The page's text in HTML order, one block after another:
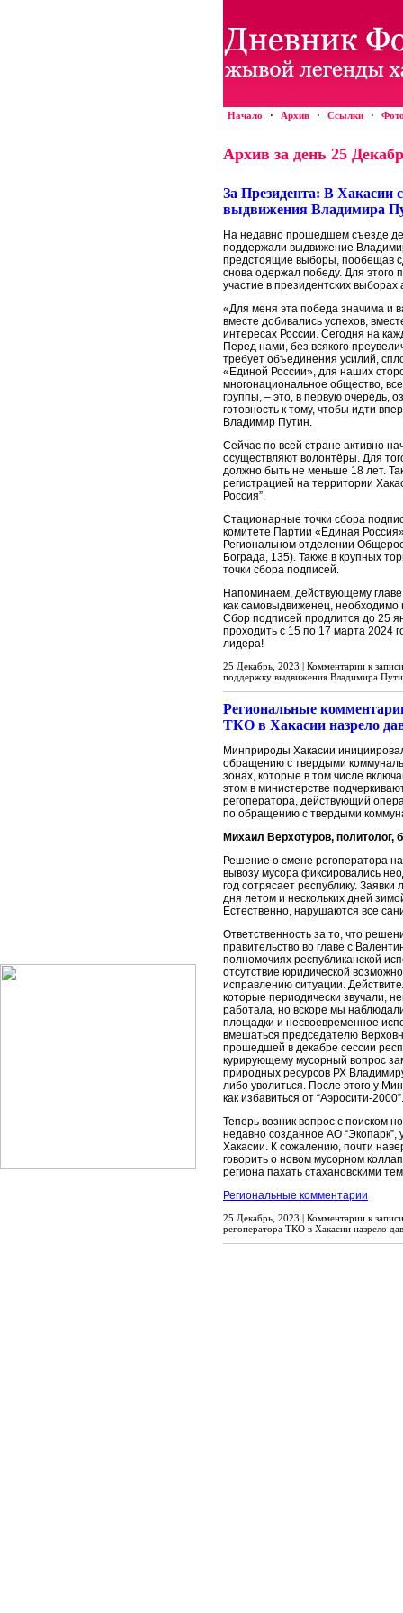
Начало · Архив · Ссылки ·
Архив за день 25
За Президента: В Хакасии
выдвижения Владимира
На недавно прошедшем съезде
поддержали выдвижение
предстоящие выборы, пообещав
снова одержал победу. Для этого
участие в президентских выборах
«Для меня эта победа значима и
вместе добивались успехов,
интересах России. Сегодня на
Перед нами, без всякого
требует объединения усилий,
«Единой России», для наших
многонациональное общество,
группы, – это, в первую очередь,
готовность к тому, чтобы идти
Владимир Путин.
Сейчас по всей стране активно
осуществляют волонтёры. Для
должно быть не меньше 18 лет.
регистрацией на территории
Россия”.
Стационарные точки сбора
комитете Партии «Единая
Региональном отделении
Бограда, 135). Также в крупных
точки сбора подписей.
Напоминаем, действующему
как самовыдвиженец, необходимо
Сбор подписей продлится до 25
проходить с 15 по 17 марта 2024
лидера!
25 Декабрь, 2023 | Комментарии к
поддержку выдвижения Владимира
Региональные
ТКО в Хакасии назрело
Минприроды Хакасии
обращению с твердыми
зонах, которые в том числе
этом в министерстве
регоператора, действующий
по обращению с твердыми
Михаил Верхотуров, политолог,
Решение о смене регоператора
вывозу мусора фиксировались
год сотрясает республику.
дня летом и нескольких дней
Естественно, нарушаются все
Ответственность за то, что
правительство во главе с
полномочиях республиканской
отсутствие юридической
исправлению ситуации.
которые периодически звучали,
работала, но вскоре мы
площадки и несвоевременное
вмешаться председателю
прошедшей в декабре сессии
курирующему мусорный вопрос
природных ресурсов РХ
либо уволиться. После этого у
как избавиться от “Аэросити-2000”.
Теперь возник вопрос с поиском
недавно созданное АО
Хакасии. К сожалению, почти
говорить о новом мусорном
региона пахать стахановскими
Региональные комментарии
25 Декабрь, 2023 | Комментарии к
регоператора ТКО в Хакасии назрело